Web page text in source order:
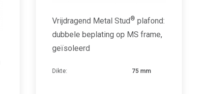
Vrijdragend Metal Stud ® plafond:
dubbele beplating op MS frame,
geïsoleerd
Dikte: 75 mm